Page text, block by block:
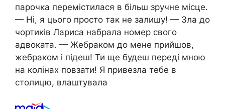
парочка перемістилася в більш зручне місце.
— Ні, я цього просто так не залишу! — Зла до
чортиків Лариса набрала номер свого
адвоката. — Жебраком до мене прийшов,
жебраком і підеш! Ти ще будеш переді мною
на колінах повзати! Я привезла тебе в
столицю, влаштувала